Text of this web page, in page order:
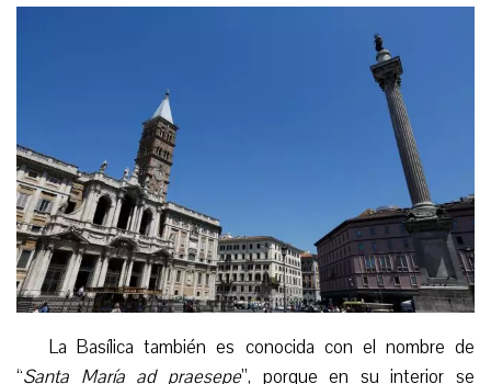
La Basílica también es conocida con el nombre de
“Santa María ad praesepe”, porque en su interior se